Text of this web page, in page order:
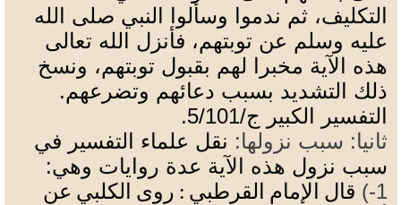
التكليف، ثم ندموا وسألوا النبي صلى الله
عليه وسلم عن توبتهم، فأنزل الله تعالى
هذه الآية مخبرا لهم بقبول توبتهم، ونسخ
ذلك التشديد بسبب دعائهم وتضرعهم.
التفسير الكبير ج/5/101
.
ثانيا: سبب نزولها: نقل علماء التفسير في
سبب نزول هذه الآية عدة روايات وهي:
1-)
قال الإمام القرطبي : روى الكلبي عن